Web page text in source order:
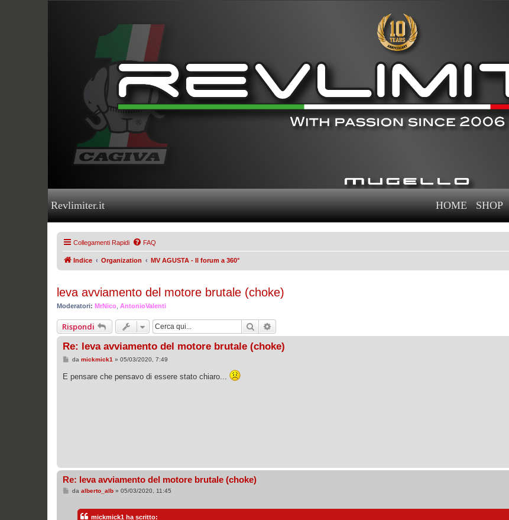
Revlimiter.it HOME SHOP
Collegamenti Rapidi FAQ
Indice Organization MV AGUSTA - Il forum a 360°
leva avviamento del motore brutale (choke)
Moderatori: MrNico AntonioValenti
Rispondi Cerca
Re: leva avviamento del motore brutale (choke)
M
s
da mickmick1 » 05/03/2020, 7:49
E pensare che pensavo di essere stato chiaro...
Re: leva avviamento del motore brutale (choke)
Mda alberto_alb» 05/03/2020, 11:45
mickmick1 ha scritto: